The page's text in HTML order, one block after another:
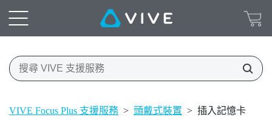
VIVE Focus Plus 支援服務 > 頭戴式裝置 > 插入記憶卡